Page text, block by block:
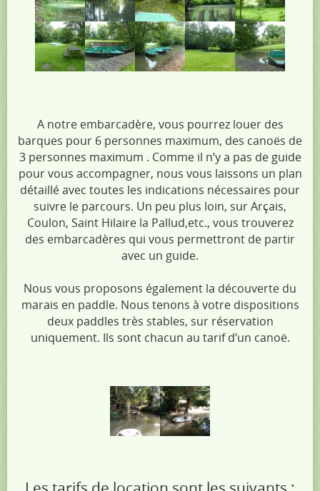
A notre embarcadère, vous pourrez louer des
barques pour 6 personnes maximum, des canoës de
3 personnes maximum . Comme il n’y a pas de guide
pour vous accompagner, nous vous laissons un plan
détaillé avec toutes les indications nécessaires pour
suivre le parcours. Un peu plus loin, sur Arçais,
Coulon, Saint Hilaire la Pallud,etc., vous trouverez
des embarcadères qui vous permettront de partir
avec un guide.
Nous vous proposons également la découverte du
marais en paddle. Nous tenons à votre dispositions
deux paddles très stables, sur réservation
uniquement. Ils sont chacun au tarif d’un canoë.